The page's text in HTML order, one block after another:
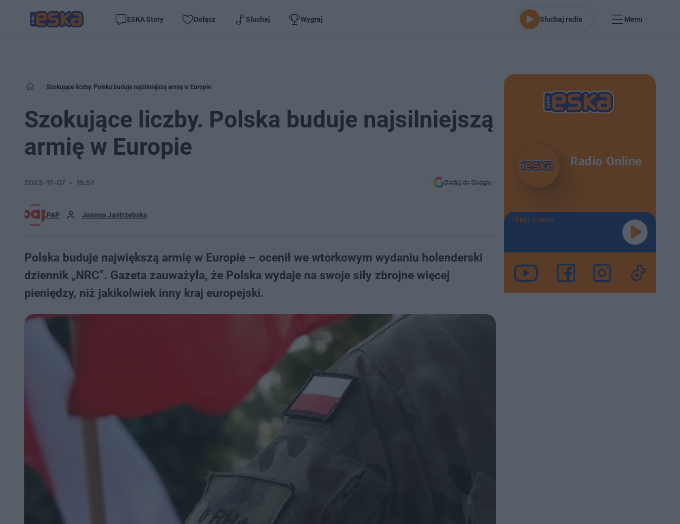
ESKA Story Dołącz Słuchaj Wygraj Słuchaj radia Menu
Szokujące liczby. Polska buduje najsilniejszą armię w Europie
Szokujące liczby. Polska buduje najsilniejszą
armię w Europie
PAP Joanna Jastrzębska
2023-11-07 18:51 Dodaj do Google
Polska buduje największą armię w Europie – ocenił we wtorkowym wydaniu holenderski
dziennik „NRC”. Gazeta zauważyła, że Polska wydaje na swoje siły zbrojne więcej
pieniędzy, niż jakikolwiek inny kraj europejski.
Radio Online
TERAZ GRAMY